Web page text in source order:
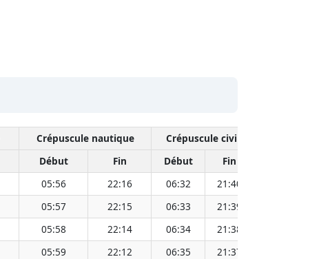
Crépuscule nautique
Crépuscule civil
Début Fin Début Fin
05:56 22:16 06:32 21:40
05:57 22:15 06:33 21:39
05:58 22:14 06:34 21:38
05:59 22:12 06:35 21:37